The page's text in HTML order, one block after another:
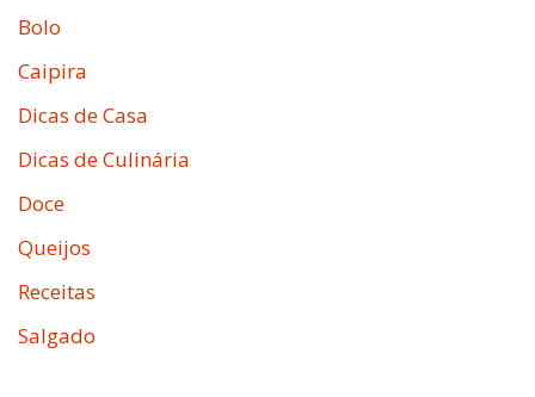
Bolo
Caipira
Dicas de Casa
Dicas de Culinária
Doce
Queijos
Receitas
Salgado